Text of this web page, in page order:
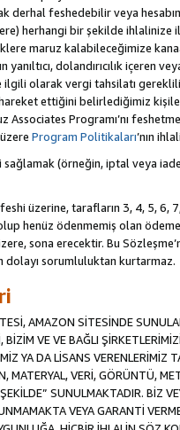
derhal feshedebilir veya
herhangi bir şekilde ihlalinize
maruz kalabileceğimize
yanıltıcı, dolandırıcılık
olarak vergi tahsilatı
ettiğini belirlediğimiz kişiler
Associates Programı’nı
Program Politikaları’nın
(örneğin, iptal veya
üzerine, tarafların 3, 4, 5,
henüz ödenmemiş olan
sona erecektir. Bu
dolayı sorumluluktan kurtarmaz.
AMAZON SİTESİNDE
BİZİM VE VE BAĞLI
YA DA LİSANS
MATERYAL, VERİ, GÖRÜNTÜ,
SUNULMAKTADIR. BİZ
VEYA GARANTİ